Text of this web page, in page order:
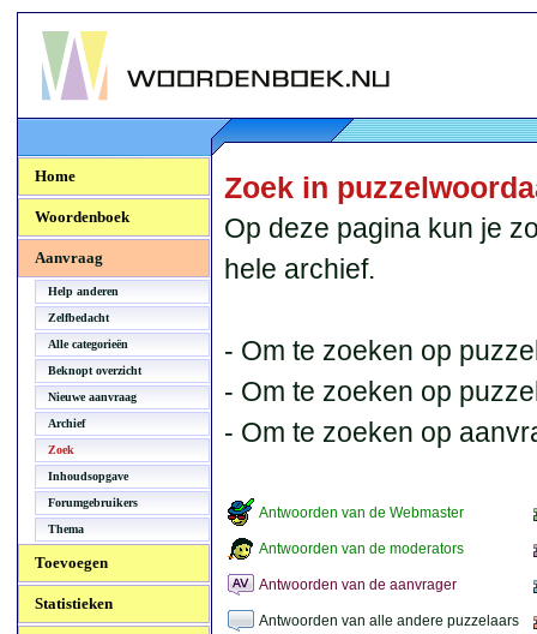
Woordenboek.NU
Home
Woordenboek
Aanvraag
Help anderen
Zelfbedacht
Alle categorieën
Beknopt overzicht
Nieuwe aanvraag
Archief
Zoek
Inhoudsopgave
Forumgebruikers
Thema
Toevoegen
Statistieken
Zoek in
Op deze pagina kun je
hele archief.
- Om te zoeken op
- Om te zoeken op
- Om te zoeken op
Antwoorden van de Webmaster
Antwoorden van de moderators
Antwoorden van de aanvrager
Antwoorden van alle andere puzzelaars